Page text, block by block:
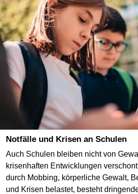
Notfälle und Krisen an Schulen
Auch Schulen bleiben nicht von
krisenhaften Entwicklungen
durch Mobbing, körperliche Gewalt,
und Krisen belastet, besteht